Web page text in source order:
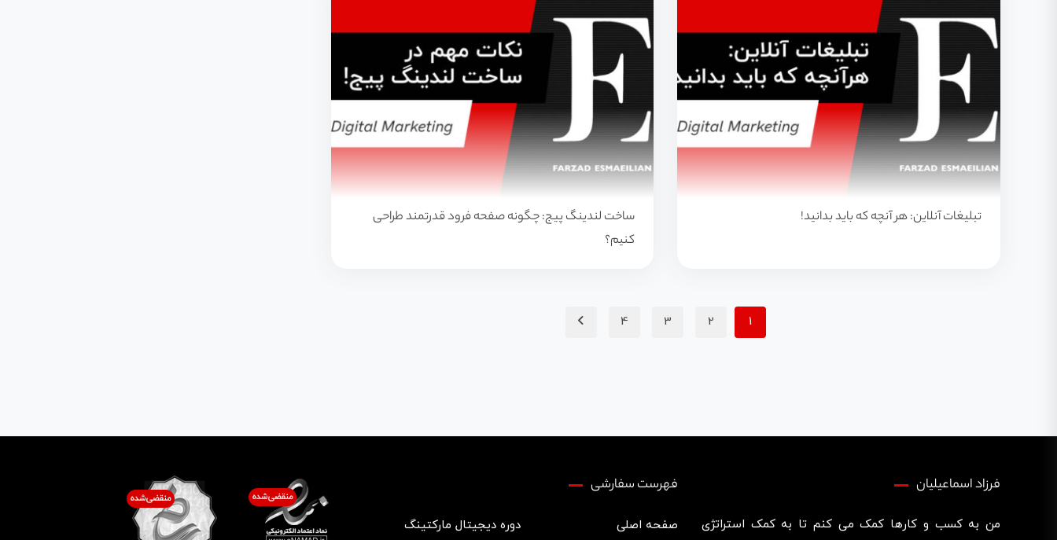
تبلیغات آنلاین: هر آنچه که باید بدانید!
ساخت لندینگ پیج: چگونه صفحه فرود قدرتمند طراحی
کنیم؟
1
2
3
4
فرزاد اسماعیلیان
من به کسب و کارها کمک می کنم تا به کمک استراتژی
فهرست سفارشی
صفحه اصلی دوره دیجیتال مارکتینگ